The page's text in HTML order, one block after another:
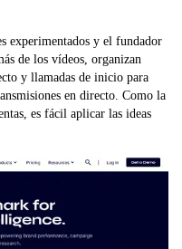
experimentados y el fundador
de los vídeos, organizan
y llamadas de inicio para
en directo. Como la
es fácil aplicar las ideas